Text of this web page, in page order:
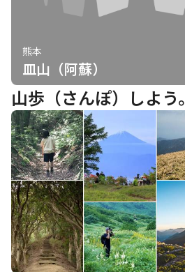
熊本
皿山（阿蘇）
山歩（さんぽ）しよう。